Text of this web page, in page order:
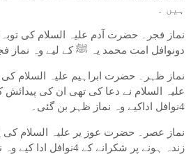
ہیں ۔
نماز فجر۔ حضرت آدم علیہ السلام کی
دونوافل امت محمد یہ ﷺ کے لیے وہ نماز
نماز ظہر۔ حضرت ابراہیم علیہ السلام
علیہ السلام نے دعا کی تھی ان کی پیدائش
4نوافل اداکیے وہ نماز ظہر بن گئی۔
نماز عصر۔ حضرت عوز یر علیہ السلام کی
زندہ ہونے پر شکرانے کے 4نوافل ادا کیے وہ نمازعصر بن گئی۔